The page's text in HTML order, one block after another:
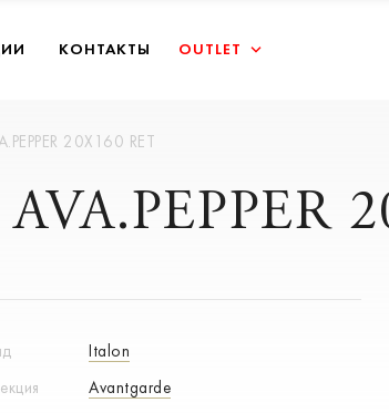
КОНТАКТЫ OUTLET
20X160 RET
Italon
Avantgarde